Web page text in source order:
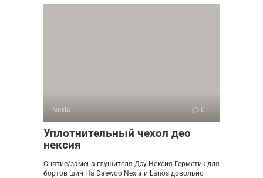
Nexia 0
Уплотнительный чехол део
нексия
Снятие/замена глушителя Дэу Нексия Герметик для
бортов шин На Daewoo Nexia и Lanos довольно